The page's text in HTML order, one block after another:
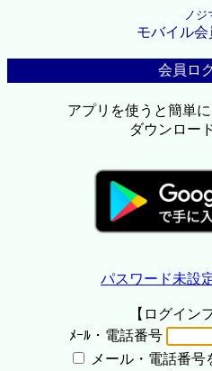
ノジ
モバイル会
会員ロ
アプリを使うと簡単
ダウンロー
パスワード未設
【ログイン
ﾒｰﾙ・電話番号
メール・電話番号